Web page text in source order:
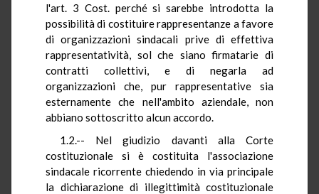
l'art. 3 Cost. perché si sarebbe introdotta la
possibilità di costituire rappresentanze a favore
di organizzazioni sindacali prive di effettiva
rappresentatività, sol che siano firmatarie di
contratti collettivi, e di negarla ad
organizzazioni che, pur rappresentative sia
esternamente che nell'ambito aziendale, non
abbiano sottoscritto alcun accordo.
1.2.-- Nel giudizio davanti alla Corte
costituzionale si è costituita l'associazione
sindacale ricorrente chiedendo in via principale
la dichiarazione di illegittimità costituzionale